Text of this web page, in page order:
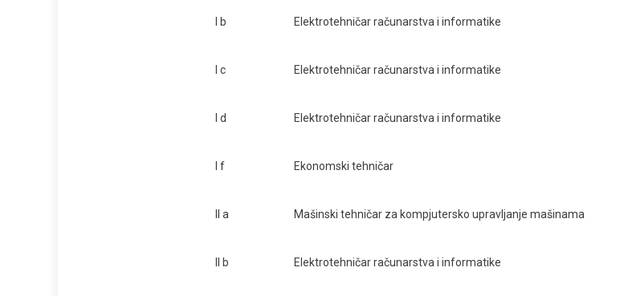
I b Elektrotehničar računarstva i informatike
I c Elektrotehničar računarstva i informatike
I d Elektrotehničar računarstva i informatike
I f Ekonomski tehničar
II a Mašinski tehničar za kompjutersko upravljanje mašinama
II b Elektrotehničar računarstva i informatike